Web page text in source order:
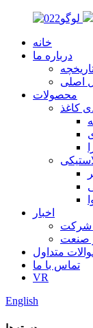
خانه
درباره ما
اصلی
محصولات
کاغذ
اخبار
شرکت
صنعت
متداول
تماس با ما
VR
English